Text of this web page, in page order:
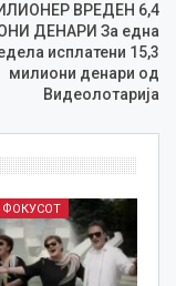
ВРЕДЕН 6,4
ДЕНАРИ За една
исплатени 15,3
милиони денари од
Видеолотарија
ФОКУСОТ